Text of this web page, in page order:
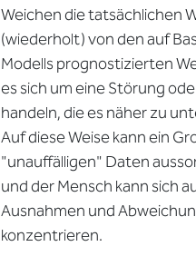
Weichen die tatsächlichen
(wiederholt) von den auf
Modells prognostizierten
es sich um eine Störung
handeln, die es näher zu
Auf diese Weise kann ein
"unauffälligen" Daten
und der Mensch kann sich
Ausnahmen und
konzentrieren.